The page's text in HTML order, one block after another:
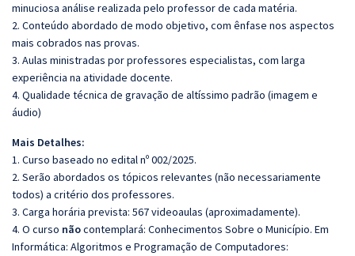
minuciosa análise realizada pelo professor de cada matéria.
2. Conteúdo abordado de modo objetivo, com ênfase nos aspectos
mais cobrados nas provas.
3. Aulas ministradas por professores especialistas, com larga
experiência na atividade docente.
4. Qualidade técnica de gravação de altíssimo padrão (imagem e
áudio)
Mais Detalhes:
1. Curso baseado no edital nº 002/2025.
2. Serão abordados os tópicos relevantes (não necessariamente
todos) a critério dos professores.
3. Carga horária prevista: 567 videoaulas (aproximadamente).
4. O curso nãocontemplará: Conhecimentos Sobre o Município. Em
Informática: Algoritmos e Programação de Computadores: